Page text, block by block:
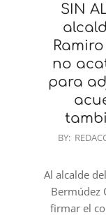
SIN
no
para
2023-
28
BY:
Al alcalde
Bermúdez
firmar el